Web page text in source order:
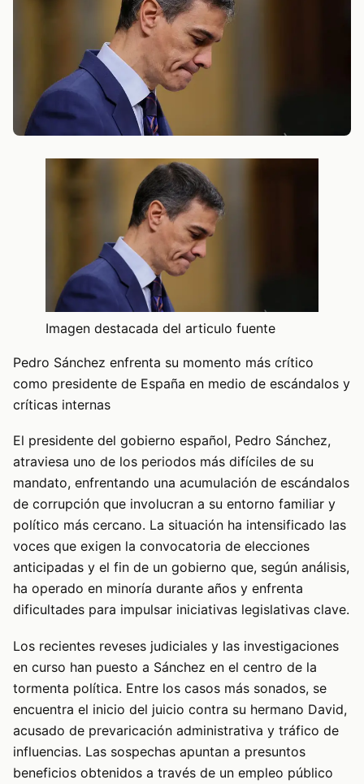
Imagen destacada del articulo fuente
Pedro Sánchez enfrenta su momento más crítico
como presidente de España en medio de escándalos y
críticas internas
El presidente del gobierno español, Pedro Sánchez,
atraviesa uno de los periodos más difíciles de su
mandato, enfrentando una acumulación de escándalos
de corrupción que involucran a su entorno familiar y
político más cercano. La situación ha intensificado las
voces que exigen la convocatoria de elecciones
anticipadas y el fin de un gobierno que, según análisis,
ha operado en minoría durante años y enfrenta
dificultades para impulsar iniciativas legislativas clave.
Los recientes reveses judiciales y las investigaciones
en curso han puesto a Sánchez en el centro de la
tormenta política. Entre los casos más sonados, se
encuentra el inicio del juicio contra su hermano David,
acusado de prevaricación administrativa y tráfico de
influencias. Las sospechas apuntan a presuntos
beneficios obtenidos a través de un empleo público